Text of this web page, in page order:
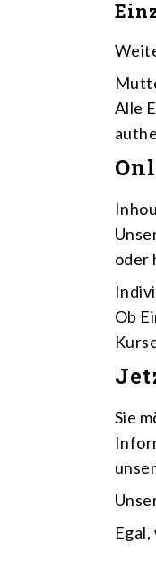
Alle
oder
Ob
Sie